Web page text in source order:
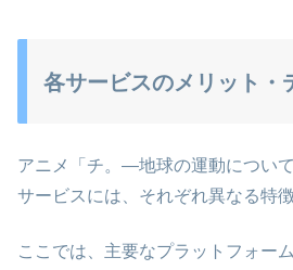
各サービスのメリット・
アニメ「チ。―地球の運動につい
サービスには、それぞれ異なる特
ここでは、主要なプラットフォー